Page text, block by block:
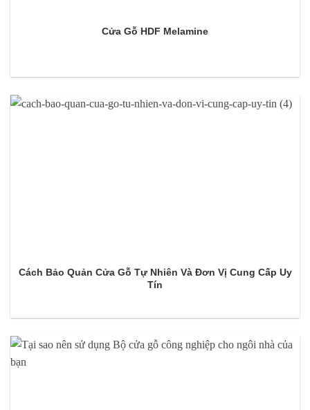
Cửa Gỗ HDF Melamine
Cách Bảo Quản Cửa Gỗ Tự Nhiên Và Đơn Vị Cung Cấp Uy
Tín